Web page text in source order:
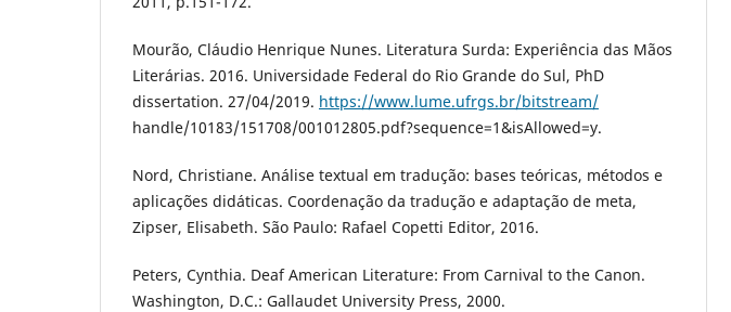
Mourão, Cláudio Henrique Nunes. Literatura Surda: Experiência das Mãos
Literárias. 2016. Universidade Federal do Rio Grande do Sul, PhD
dissertation. 27/04/2019. https://www.lume.ufrgs.br/bitstream/
handle/10183/151708/001012805.pdf?sequence=1&isAllowed=y.
Nord, Christiane. Análise textual em tradução: bases teóricas, métodos e
aplicações didáticas. Coordenação da tradução e adaptação de meta,
Zipser, Elisabeth. São Paulo: Rafael Copetti Editor, 2016.
Peters, Cynthia. Deaf American Literature: From Carnival to the Canon.
Washington, D.C.: Gallaudet University Press, 2000.